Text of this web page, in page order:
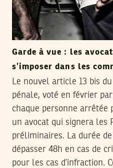
Garde à vue : les
s’imposer dans les
Le nouvel article 13 bis
pénale, voté en février
chaque personne arrêtée
un avocat qui signera les
préliminaires. La durée
dépasser 48h en cas de
pour les cas d’infraction.